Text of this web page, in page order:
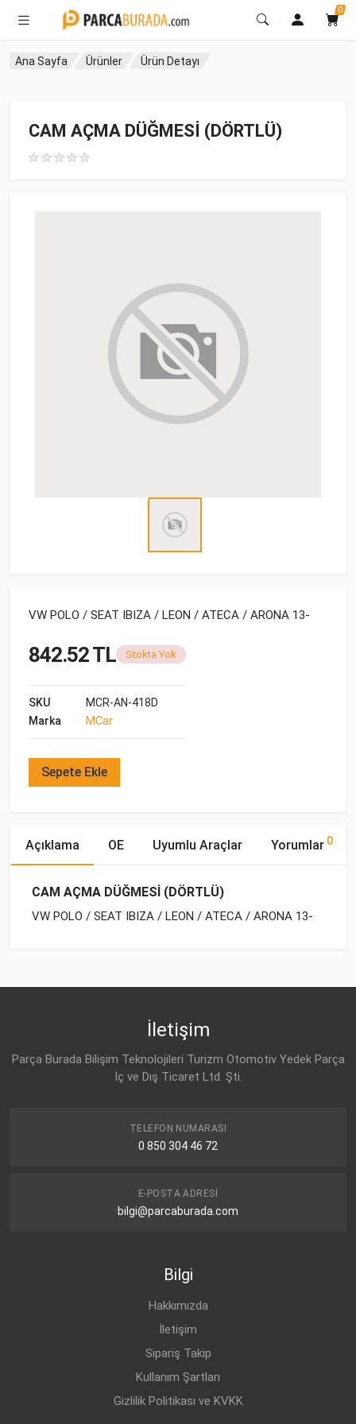
0
Ana Sayfa Ürünler Ürün Detayı
CAM AÇMA DÜĞMESİ (DÖRTLÜ)
VW POLO / SEAT IBIZA / LEON / ATECA / ARONA 13-
842.52 TL Stokta Yok
SKU
MCR-AN-418D
Marka
MCar
Sepete Ekle
Açıklama OE Uyumlu Araçlar Yorumlar 0
CAM AÇMA DÜĞMESİ (DÖRTLÜ)
VW POLO / SEAT IBIZA / LEON / ATECA / ARONA 13-
VW
İletişim
Parça Burada Bilişim Teknolojileri Turizm Otomotiv Yedek Parça
İç ve Dış Ticaret Ltd. Şti.
TELEFON NUMARASI
0 850 304 46 72
E-POSTA ADRESI
bilgi@parcaburada.com
Bilgi
Hakkımızda
İletişim
Sipariş Takip
Kullanım Şartları
Gizlilik Politikası ve KVKK